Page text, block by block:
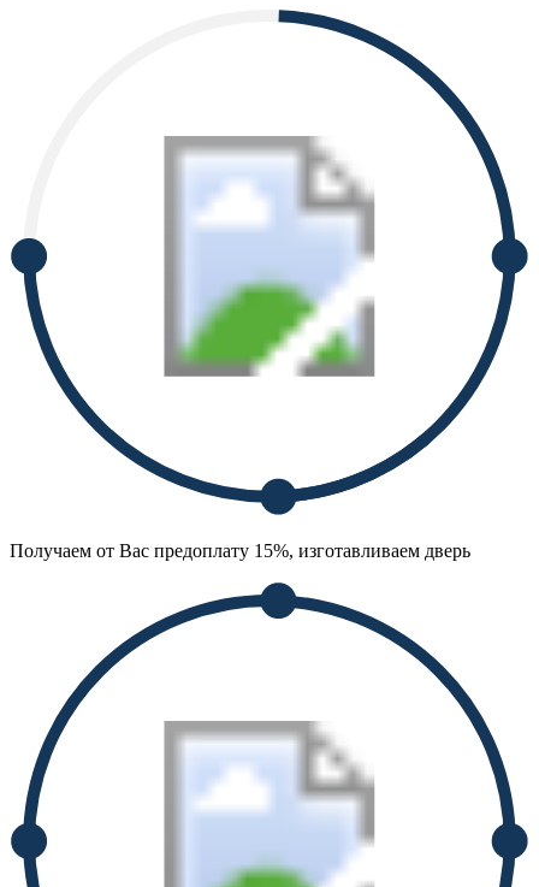
Получаем от Вас предоплату 15%, изготавливаем дверь